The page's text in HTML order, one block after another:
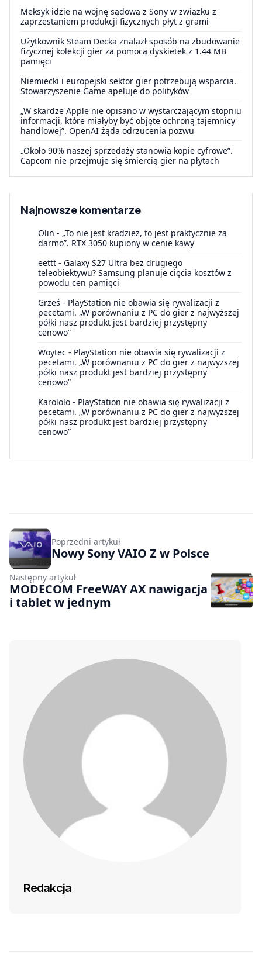
Meksyk idzie na wojnę sądową z Sony w związku z
zaprzestaniem produkcji fizycznych płyt z grami
Użytkownik Steam Decka znalazł sposób na zbudowanie
fizycznej kolekcji gier za pomocą dyskietek z 1.44 MB
pamięci
Niemiecki i europejski sektor gier potrzebują wsparcia.
Stowarzyszenie Game apeluje do polityków
„W skardze Apple nie opisano w wystarczającym stopniu
informacji, które miałyby być objęte ochroną tajemnicy
handlowej”. OpenAI żąda odrzucenia pozwu
„Około 90% naszej sprzedaży stanowią kopie cyfrowe”.
Capcom nie przejmuje się śmiercią gier na płytach
Najnowsze komentarze
Olin - „To nie jest kradzież, to jest praktycznie za
darmo”. RTX 3050 kupiony w cenie kawy
eettt - Galaxy S27 Ultra bez drugiego
teleobiektywu? Samsung planuje cięcia kosztów z
powodu cen pamięci
Grześ - PlayStation nie obawia się rywalizacji z
pecetami. „W porównaniu z PC do gier z najwyższej
półki nasz produkt jest bardziej przystępny
cenowo”
Woytec - PlayStation nie obawia się rywalizacji z
pecetami. „W porównaniu z PC do gier z najwyższej
półki nasz produkt jest bardziej przystępny
cenowo”
Karololo - PlayStation nie obawia się rywalizacji z
pecetami. „W porównaniu z PC do gier z najwyższej
półki nasz produkt jest bardziej przystępny
cenowo”
Poprzedni artykuł
Nowy Sony VAIO Z w Polsce
Następny artykuł
MODECOM FreeWAY AX nawigacja
i tablet w jednym
Redakcja